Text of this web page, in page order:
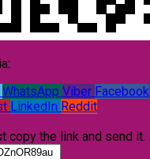
WhatsApp Viber Facebook
LinkedIn Reddit
copy the link and send it.